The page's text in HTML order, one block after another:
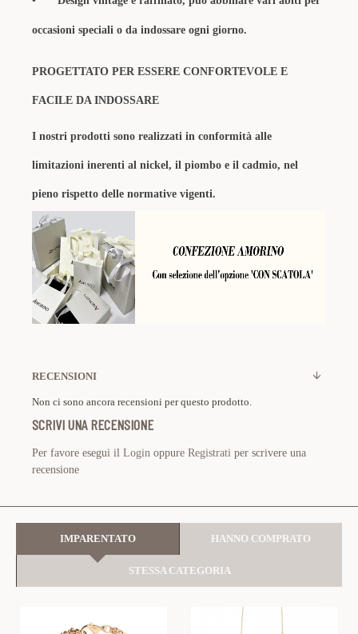
occasioni speciali o da indossare ogni giorno.
PROGETTATO PER ESSERE CONFORTEVOLE E
FACILE DA INDOSSARE
I nostri prodotti sono realizzati in conformità alle
limitazioni inerenti al nickel, il piombo e il cadmio, nel
pieno rispetto delle normative vigenti.
RECENSIONI
Non ci sono ancora recensioni per questo prodotto.
SCRIVI UNA RECENSIONE
Per favore esegui il Login oppure Registrati per scrivere una
recensione
IMPARENTATO HANNO COMPRATO
STESSA CATEGORIA